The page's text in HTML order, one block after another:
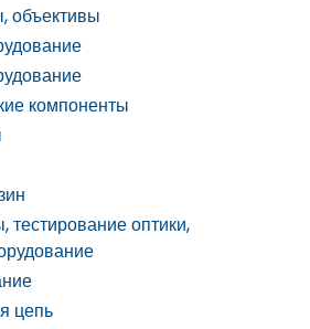
объективы
компоненты
тестирование оптики,
цепь